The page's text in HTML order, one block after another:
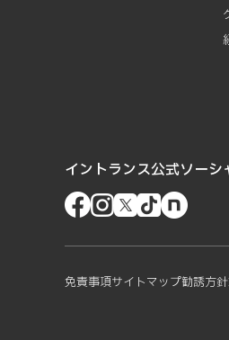
イントランス公式ソー
免責事項サイトマップ勧誘方針